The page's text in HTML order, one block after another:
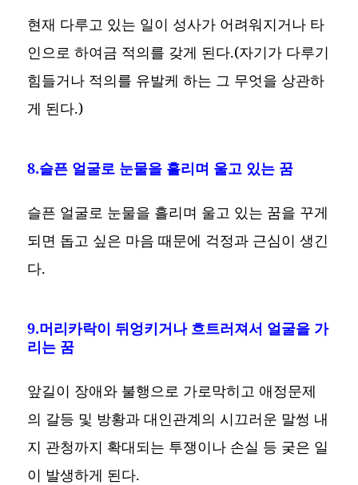
현재 다루고 있는 일이 성사가 어려워지거나 타
인으로 하여금 적의를 갖게 된다.(자기가 다루기
힘들거나 적의를 유발케 하는 그 무엇을 상관하
게 된다.)
8.슬픈 얼굴로 눈물을 흘리며 울고 있는 꿈
슬픈 얼굴로 눈물을 흘리며 울고 있는 꿈을 꾸게
되면 돕고 싶은 마음 때문에 걱정과 근심이 생긴
다.
9.머리카락이 뒤엉키거나 흐트러져서 얼굴을 가
리는 꿈
앞길이 장애와 불행으로 가로막히고 애정문제
의 갈등 및 방황과 대인관계의 시끄러운 말썽 내
지 관청까지 확대되는 투쟁이나 손실 등 궂은 일
이 발생하게 된다.